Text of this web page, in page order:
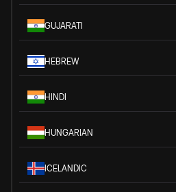
GUJARATI
HEBREW
HINDI
HUNGARIAN
ICELANDIC